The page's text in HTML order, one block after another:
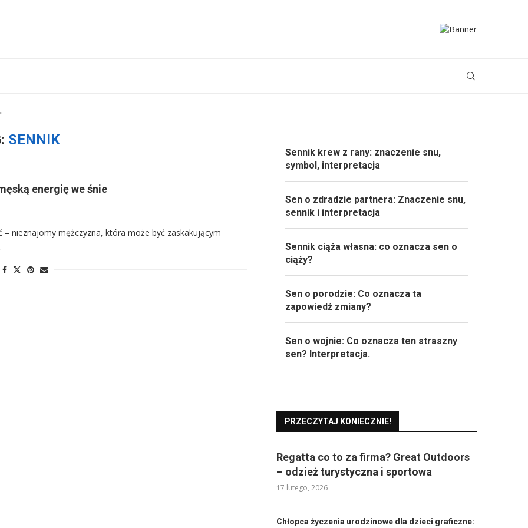
SENNIK
energię we śnie
nieznajomy mężczyzna, która może być zaskakującym
Sennik krew z rany: znaczenie snu,
symbol, interpretacja
Sen o zdradzie partnera: Znaczenie snu,
sennik i interpretacja
Sennik ciąża własna: co oznacza sen o
ciąży?
Sen o porodzie: Co oznacza ta
zapowiedź zmiany?
Sen o wojnie: Co oznacza ten straszny
sen? Interpretacja.
PRZECZYTAJ KONIECZNIE!
Regatta co to za firma? Great Outdoors
– odzież turystyczna i sportowa
17 lutego, 2026
Chłopca życzenia urodzinowe dla dzieci graficzne: